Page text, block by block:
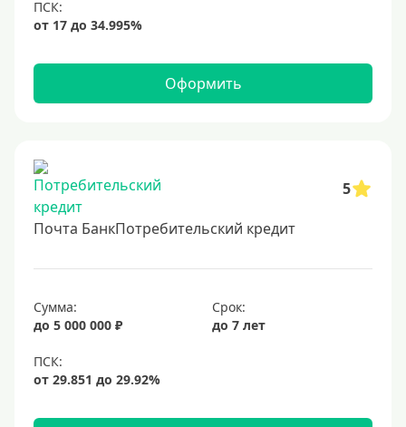
Оформить
5
Почта БанкПотребительский кредит
Сумма:
до 5 000 000 ₽
Срок:
до 7 лет